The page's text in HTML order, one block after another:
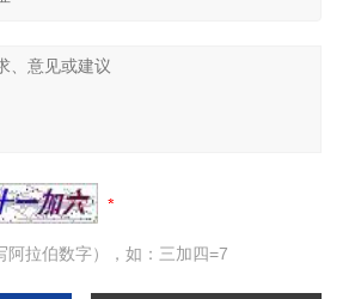
阿拉伯数字），如：三加四=7